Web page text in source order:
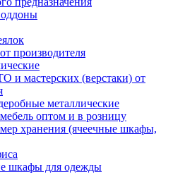
производителя
и мастерских (верстаки) от
металлические
оптом и в розницу
хранения (ячеечные шкафы,
шкафы для одежды